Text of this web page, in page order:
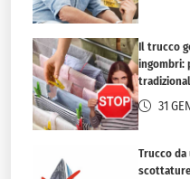
Il trucco
ingombri:
31
Trucco